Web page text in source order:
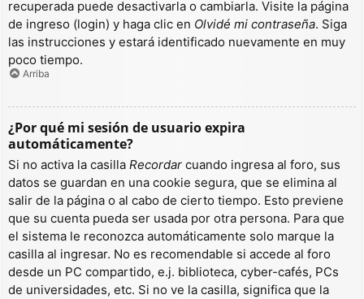
recuperada puede desactivarla o cambiarla. Visite la página
de ingreso (login) y haga clic en Olvidé mi contraseña. Siga
las instrucciones y estará identificado nuevamente en muy
poco tiempo.
Arriba
¿Por qué mi sesión de usuario expira
automáticamente?
Si no activa la casilla Recordar cuando ingresa al foro, sus
datos se guardan en una cookie segura, que se elimina al
salir de la página o al cabo de cierto tiempo. Esto previene
que su cuenta pueda ser usada por otra persona. Para que
el sistema le reconozca automáticamente solo marque la
casilla al ingresar. No es recomendable si accede al foro
desde un PC compartido, e.j. biblioteca, cyber-cafés, PCs
de universidades, etc. Si no ve la casilla, significa que la